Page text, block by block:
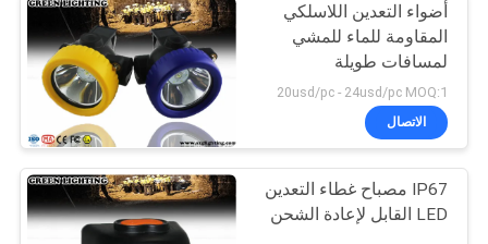
أضواء التعدين اللاسلكي
المقاومة للماء للمشي
لمسافات طويلة
20usd/pc - 24usd/pc MOQ:1
الاتصال
IP67 مصباح غطاء التعدين
LED القابل لإعادة الشحن